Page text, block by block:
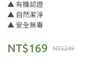
▲ 有機認證
▲ 自然潔淨
▲ 安全無毒
NT$249
NT$169